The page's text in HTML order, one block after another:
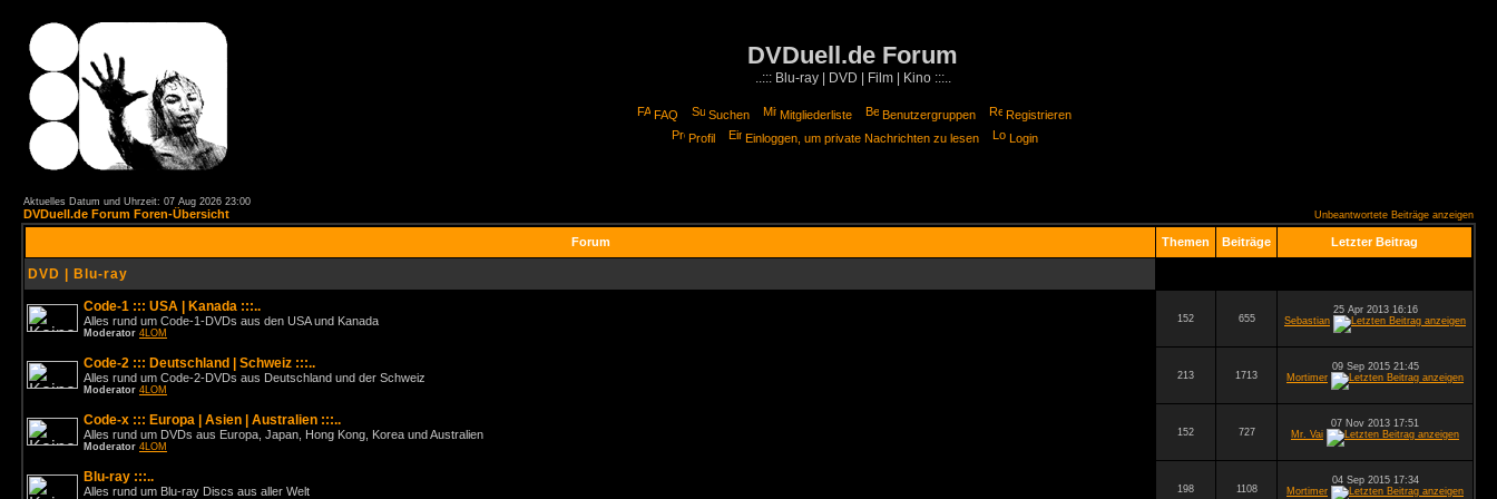
DVDuell.de Forum
..::: Blu-ray | DVD | Film | Kino :::..
FAQ Suchen Mitgliederliste Benutzergruppen
Registrieren
Profil
Einloggen, um private Nachrichten zu lesen Login
Aktuelles Datum und Uhrzeit: 07 Aug 2026 23:00
DVDuell.de Forum Foren-Übersicht Unbeantwortete Beiträge anzeigen
Forum Themen Beiträge Letzter Beitrag
DVD | Blu-ray
Code-1 ::: USA | Kanada :::..
Alles rund um Code-1-DVDs aus den USA und Kanada
Moderator 4LOM
152 655
25 Apr 2013 16:16
Sebastian
Code-2 ::: Deutschland | Schweiz :::..
Alles rund um Code-2-DVDs aus Deutschland und der Schweiz
Moderator 4LOM
213 1713
09 Sep 2015 21:45
Mortimer
Code-x ::: Europa | Asien | Australien :::..
Alles rund um DVDs aus Europa, Japan, Hong Kong, Korea und Australien
Moderator 4LOM
152 727
07 Nov 2013 17:51
Mr. Vai
Blu-ray :::..
Alles rund um Blu-ray Discs aus aller Welt 198 1108
04 Sep 2015 17:34
Mortimer